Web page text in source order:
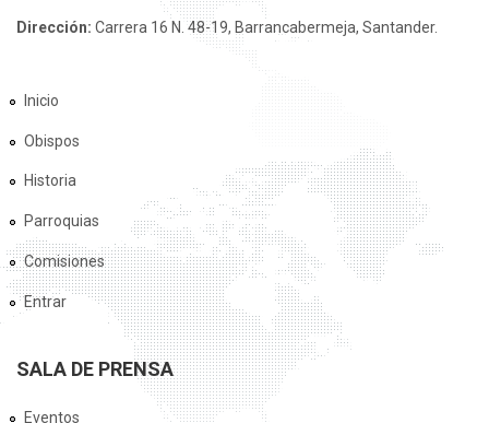
Dirección: Carrera 16 N. 48-19, Barrancabermeja, Santander.
Inicio
Obispos
Historia
Parroquias
Comisiones
Entrar
SALA DE PRENSA
Eventos